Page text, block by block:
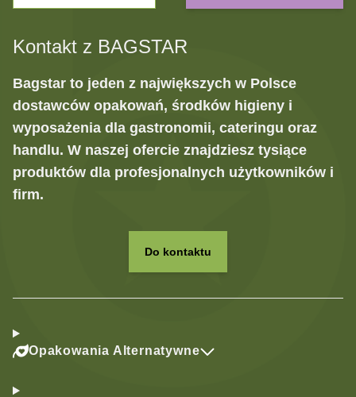
Kontakt z BAGSTAR
Bagstar to jeden z największych w Polsce
dostawców opakowań, środków higieny i
wyposażenia dla gastronomii, cateringu oraz
handlu. W naszej ofercie znajdziesz tysiące
produktów dla profesjonalnych użytkowników i
firm.
Do kontaktu
Opakowania Alternatywne